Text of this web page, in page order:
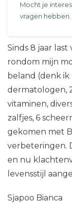
Sinds 8 jaar
rondom mijn
beland (denk ik
dermatologen,
vitaminen,
zalfjes, 6
gekomen met
verbeteringen.
en nu
levensstijl
Sjapoo Bianca
Mocht je
vragen hebben.